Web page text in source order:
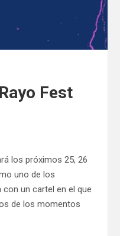
Fest
los próximos 25, 26
uno de los
con un cartel en el que
de los momentos